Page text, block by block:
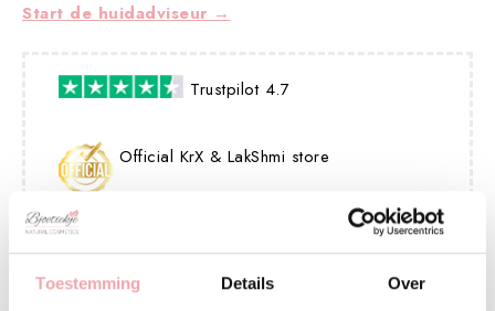
Toestemming Details Over
Start de huidadviseur →
Trustpilot 4.7
Official KrX & LakShmi store
binnen 1 tot 3 werkdagen